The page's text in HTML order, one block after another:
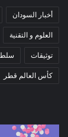
أخبار السودان
العلوم و التقنية
توثيقات
كأس العالم قطر